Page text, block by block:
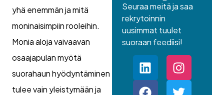
yhä enemmän ja mitä
moninaisimpiin rooleihin.
Monia aloja vaivaavan
osaajapulan myötä
suorahaun hyödyntäminen
tulee vain yleistymään ja
Seuraa meitä ja saa
rekrytoinnin
uusimmat tuulet
suoraan feediisi!